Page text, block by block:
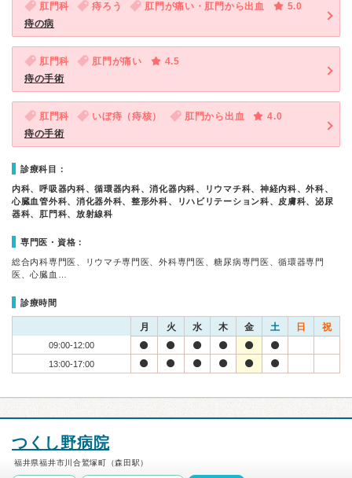
肛門科 痔ろう 肛門が痛い・肛門から出血
5.0
痔の病
肛門科 肛門が痛い
4.5
痔の手術
肛門科 いぼ痔（痔核） 肛門から出血
4.0
痔の手術
診療科目：
内科、呼吸器内科、循環器内科、消化器内科、リウマチ科、神経内科、外科、
心臓血管外科、消化器外科、整形外科、リハビリテーション科、皮膚科、泌尿
器科、肛門科、放射線科
専門医・資格：
総合内科専門医、リウマチ専門医、外科専門医、糖尿病専門医、循環器専門
医、心臓血…
診療時間
月 火 水 木 金 土 日 祝
09:00-12:00
13:00-17:00
つくし野病院
福井県福井市川合鷲塚町（森田駅）